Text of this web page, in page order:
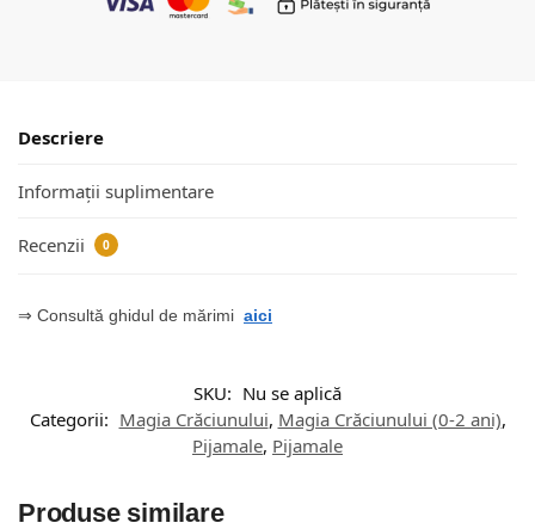
Descriere
Informații suplimentare
Recenzii 0
⇒ Consultă ghidul de mărimi aici
SKU: Nu se aplică
Categorii: Magia Crăciunului, Magia Crăciunului (0-2 ani),
Pijamale, Pijamale
Produse similare